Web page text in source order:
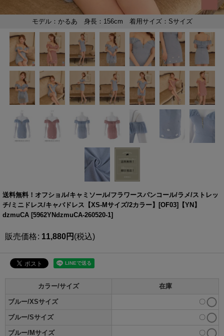
送料無料！オフショル/キャミソール/フラワースパンコール/ラメ/ストレッ
チ/ミニドレス/キャバドレス【XS-Mサイズ/2カラー】[OF03]【YN】
dzmuCA [5962YNdzmuCA-260520-1]
販売価格: 11,880円 (税込)
カラー/サイズ 在庫
ブルー/XSサイズ 〇
ブルー/Sサイズ 〇
ブルー/Mサイズ 〇